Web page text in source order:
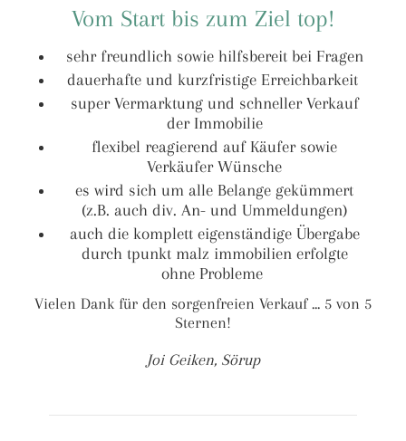
Vom Start bis zum Ziel top!
sehr freundlich sowie hilfsbereit bei Fragen
dauerhafte und kurzfristige Erreichbarkeit
super Vermarktung und schneller Verkauf
der Immobilie
flexibel reagierend auf Käufer sowie
Verkäufer Wünsche
es wird sich um alle Belange gekümmert
(z.B. auch div. An- und Ummeldungen)
auch die komplett eigenständige Übergabe
durch tpunkt malz immobilien erfolgte
ohne Probleme
Vielen Dank für den sorgenfreien Verkauf ... 5 von 5
Sternen!
Joi Geiken, Sörup